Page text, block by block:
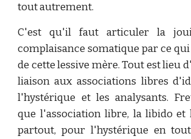
tout autrement.
C'est qu'il faut articuler la
complaisance somatique par ce qui
de cette lessive mère. Tout est lieu
liaison aux associations libres
l'hystérique et les analysants.
que l'association libre, la libido et
partout, pour l'hystérique en